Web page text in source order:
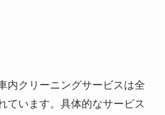
内クリーニングサービスは全
ています。具体的なサービス